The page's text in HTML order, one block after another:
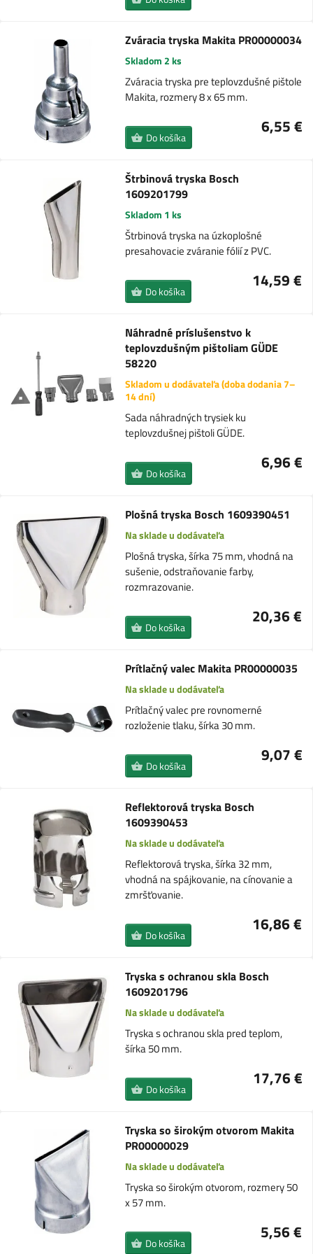
Zváracia tryska Makita PR00000034
Skladom 2 ks
Zváracia tryska pre teplovzdušné pištole
Makita, rozmery 8 x 65 mm.
6,55 €
Do košíka
Štrbinová tryska Bosch
1609201799
Skladom 1 ks
Štrbinová tryska na úzkoplošné
presahovacie zváranie fólií z PVC.
14,59 €
Do košíka
Náhradné príslušenstvo k
teplovzdušným pištoliam GÜDE
58220
Skladom u dodávateľa (doba dodania 7–
14 dní)
Sada náhradných trysiek ku
teplovzdušnej pištoli GÜDE.
6,96 €
Do košíka
Plošná tryska Bosch 1609390451
Na sklade u dodávateľa
Plošná tryska, šírka 75 mm, vhodná na
sušenie, odstraňovanie farby,
rozmrazovanie.
20,36 €
Do košíka
Prítlačný valec Makita PR00000035
Na sklade u dodávateľa
Prítlačný valec pre rovnomerné
rozloženie tlaku, šírka 30 mm.
9,07 €
Do košíka
Reflektorová tryska Bosch
1609390453
Na sklade u dodávateľa
Reflektorová tryska, šírka 32 mm,
vhodná na spájkovanie, na cínovanie a
zmršťovanie.
16,86 €
Do košíka
Tryska s ochranou skla Bosch
1609201796
Na sklade u dodávateľa
Tryska s ochranou skla pred teplom,
šírka 50 mm.
17,76 €
Do košíka
Tryska so širokým otvorom Makita
PR00000029
Na sklade u dodávateľa
Tryska so širokým otvorom, rozmery 50
x 57 mm.
5,56 €
Do košíka